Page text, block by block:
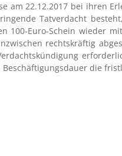
am 22.12.2017 bei ihren
Tatverdacht
100-Euro-Schein wieder
rechtskräftig
die